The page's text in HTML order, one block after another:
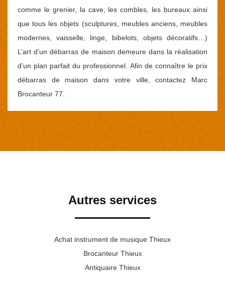
comme le grenier, la cave, les combles, les bureaux ainsi
que tous les objets (sculptures, meubles anciens, meubles
modernes, vaisselle, linge, bibelots, objets décoratifs…)
L’art d’un débarras de maison demeure dans la réalisation
d’un plan parfait du professionnel. Afin de connaître le prix
débarras de maison dans votre ville, contactez Marc
Brocanteur 77.
Autres services
Achat instrument de musique Thieux
Brocanteur Thieux
Antiquaire Thieux